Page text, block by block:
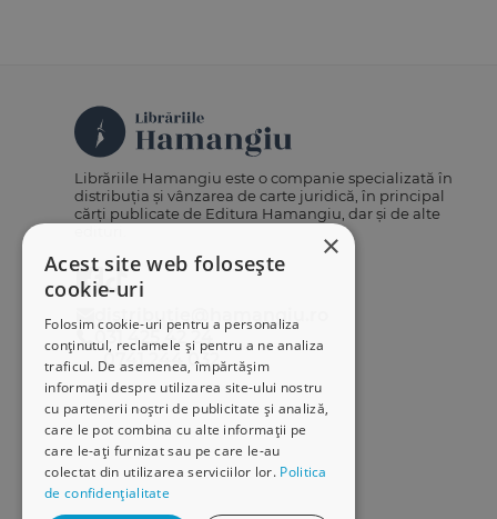
×
Acest site web folosește
cookie-uri
Folosim cookie-uri pentru a personaliza
conținutul, reclamele și pentru a ne analiza
traficul. De asemenea, împărtășim
informații despre utilizarea site-ului nostru
cu partenerii noștri de publicitate și analiză,
care le pot combina cu alte informații pe
care le-ați furnizat sau pe care le-au
colectat din utilizarea serviciilor lor. Politica
de confidențialitate
Librăriile Hamangiu este o companie specializată în
distribuția și vânzarea de carte juridică, în principal
cărți publicate de Editura Hamangiu, dar și de alte
distributie@hamangiu.ro
031 425 42 24
0741 244 032